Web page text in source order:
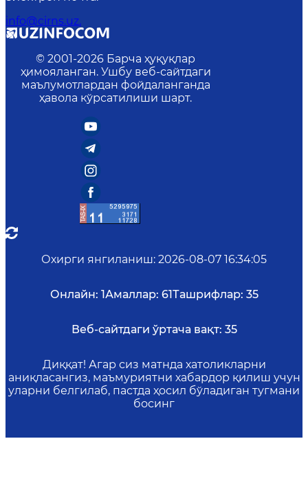
info@cirns.uz.
© 2001-2026 Барча ҳуқуқлар
ҳимояланган. Ушбу веб-сайтдаги
маълумотлардан фойдаланганда
ҳавола кўрсатилиши шарт.
Охирги янгиланиш: 2026-08-07 16:34:05
Онлайн: 1Амаллар: 61Ташрифлар: 35
Веб-сайтдаги ўртача вақт: 35
Диққат! Агар сиз матнда хатоликларни
аниқласангиз, маъмуриятни хабардор қилиш учун
уларни белгилаб, пастда ҳосил бўладиган тугмани
босинг